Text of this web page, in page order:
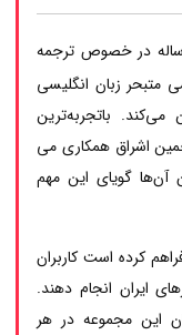
ساله در خصوص ترجمه
متبحر زبان انگلیسی
باتجربه‌ترین
اشراق همکاری می
آن‌ها گویای این مهم
کرده است کاربران
ایران انجام دهند.
این مجموعه در هر